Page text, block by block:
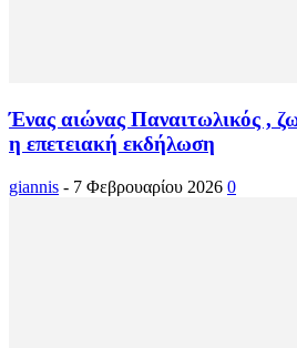
Ένας αιώνας Παναιτωλικός ,
η επετειακή εκδήλωση
giannis - 7 Φεβρουαρίου 2026 0